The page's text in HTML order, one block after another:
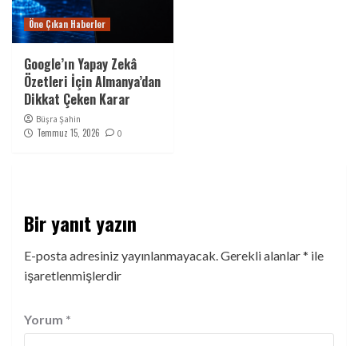
Öne Çıkan Haberler
Google’ın Yapay Zekâ
Özetleri İçin Almanya’dan
Dikkat Çeken Karar
Büşra Şahin
Temmuz 15, 2026 0
Bir yanıt yazın
E-posta adresiniz yayınlanmayacak.Gerekli alanlar* ile
işaretlenmişlerdir
Yorum *